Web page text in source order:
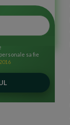
sa fie